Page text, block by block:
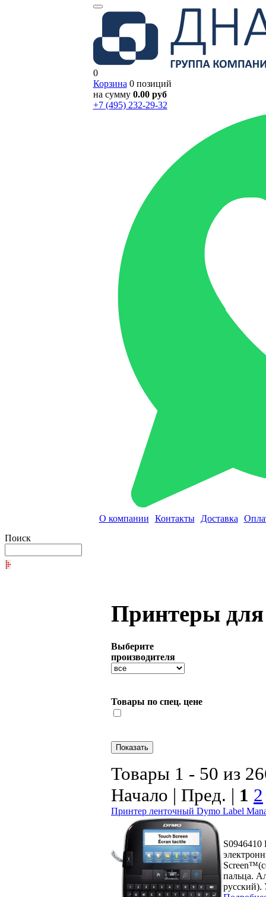
0
Корзина 0 позиций
на сумму 0.00 руб
+7 (495) 232-29-32
О компании Контакты Доставка
Поиск
Принтеры
Выберите
производителя
Товары по спец. цене
Товары 1 - 50 из
Начало | Пред. | 1 2
Принтер ленточный Dymo Label
пальца.
русский).